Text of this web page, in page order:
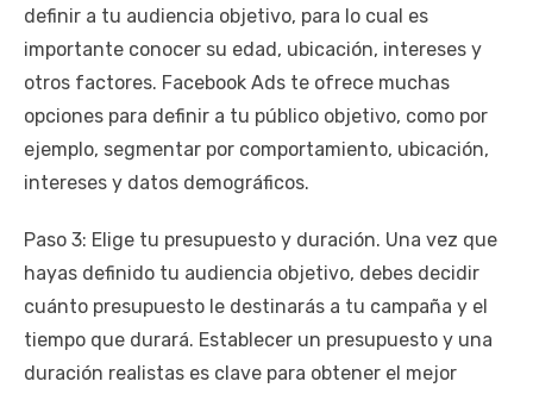
definir a tu audiencia objetivo, para lo cual es
importante conocer su edad, ubicación, intereses y
otros factores. Facebook Ads te ofrece muchas
opciones para definir a tu público objetivo, como por
ejemplo, segmentar por comportamiento, ubicación,
intereses y datos demográficos.
Paso 3: Elige tu presupuesto y duración. Una vez que
hayas definido tu audiencia objetivo, debes decidir
cuánto presupuesto le destinarás a tu campaña y el
tiempo que durará. Establecer un presupuesto y una
duración realistas es clave para obtener el mejor